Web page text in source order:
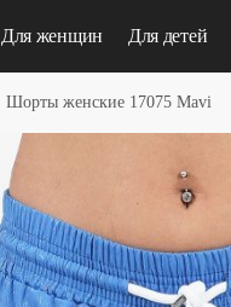
Для женщин Для детей
Шорты женские 17075 Mavi